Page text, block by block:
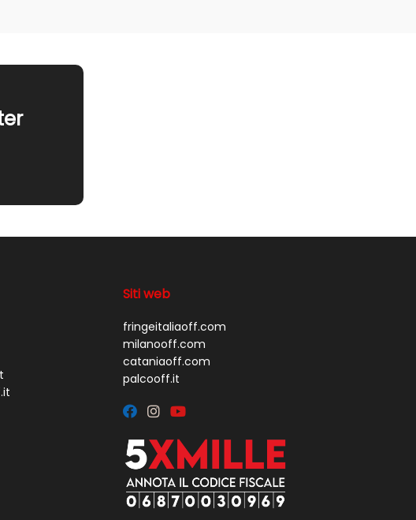
Siti web
fringeitaliaoff.com
milanooff.com
cataniaoff.com
palcooff.it